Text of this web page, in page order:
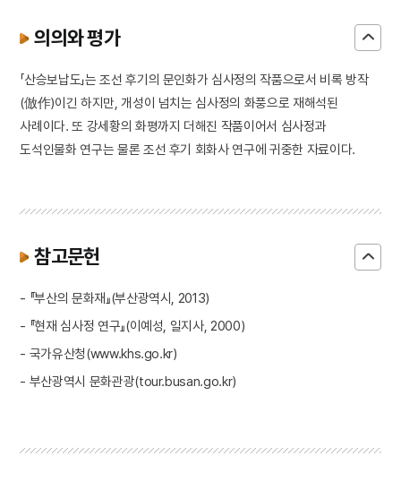
의의와 평가
「산승보납도」는 조선 후기의 문인화가 심사정의 작품으로서 비록 방작
(倣作)이긴 하지만, 개성이 넘치는 심사정의 화풍으로 재해석된
사례이다. 또 강세황의 화평까지 더해진 작품이어서 심사정과
도석인물화 연구는 물론 조선 후기 회화사 연구에 귀중한 자료이다.
참고문헌
- 『부산의 문화재』(부산광역시, 2013)
- 『현재 심사정 연구』(이예성, 일지사, 2000)
- 국가유산청(www.khs.go.kr)
- 부산광역시 문화관광(tour.busan.go.kr)